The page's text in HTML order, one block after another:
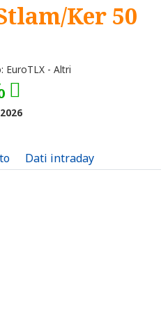
Ker 50
EuroTLX - Altri
Dati intraday